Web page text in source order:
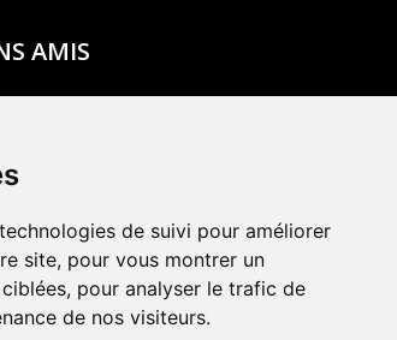
de suivi pour améliorer
site, pour vous montrer un
pour analyser le trafic de
de nos visiteurs.
AMIS